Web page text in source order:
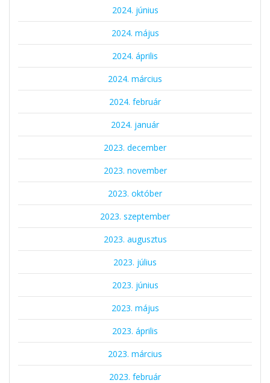
2024. június
2024. május
2024. április
2024. március
2024. február
2024. január
2023. december
2023. november
2023. október
2023. szeptember
2023. augusztus
2023. július
2023. június
2023. május
2023. április
2023. március
2023. február